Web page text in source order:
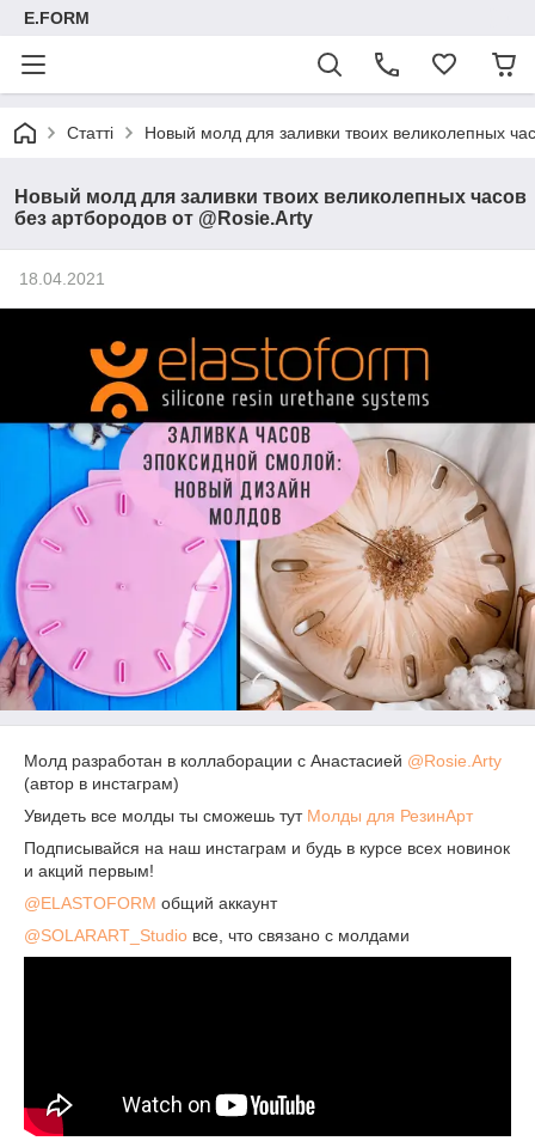
E.FORM
Статті Новый молд для заливки твоих великолепных
Новый молд для заливки твоих великолепных часов
без артбородов от @Rosie.Arty
18.04.2021
Молд разработан в коллаборации с Анастасией @Rosie.Arty
(автор в инстаграм)
Увидеть все молды ты сможешь тут Молды для РезинАрт
Подписывайся на наш инстаграм и будь в курсе всех новинок
и акций первым!
@ELASTOFORM общий аккаунт
@SOLARART_Studio все, что связано с молдами